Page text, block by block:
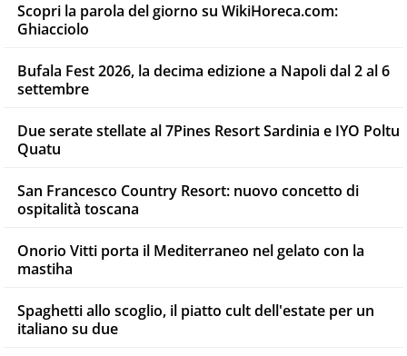
Scopri la parola del giorno su WikiHoreca.com:
Ghiacciolo
Bufala Fest 2026, la decima edizione a Napoli dal 2 al 6
settembre
Due serate stellate al 7Pines Resort Sardinia e IYO Poltu
Quatu
San Francesco Country Resort: nuovo concetto di
ospitalità toscana
Onorio Vitti porta il Mediterraneo nel gelato con la
mastiha
Spaghetti allo scoglio, il piatto cult dell'estate per un
italiano su due